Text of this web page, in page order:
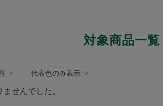
対象商品一覧
代表色のみ表示
せんでした。